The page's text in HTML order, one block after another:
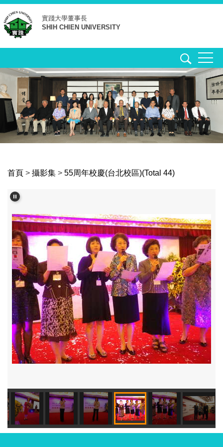
跳
到
主
要
容
區
實踐大學董事長
SHIH CHIEN UNIVERSITY
首頁 > 攝影集 > 55周年校慶(台北校區)(Total 44)